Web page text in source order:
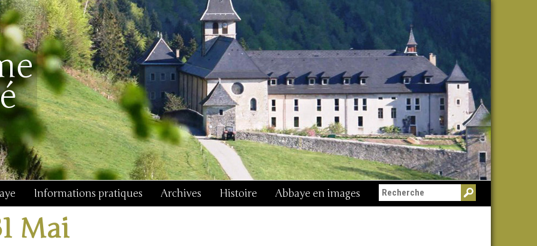
Informations pratiques Archives Histoire Abbaye en images
Mai